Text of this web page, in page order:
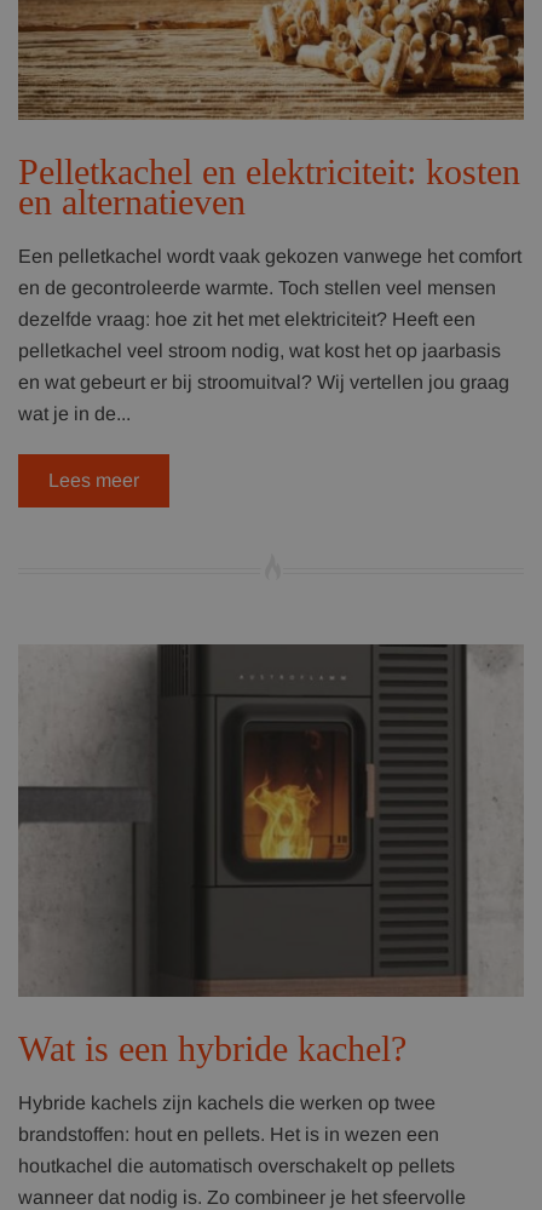
Pelletkachel en elektriciteit: kosten
en alternatieven
Een pelletkachel wordt vaak gekozen vanwege het comfort
en de gecontroleerde warmte. Toch stellen veel mensen
dezelfde vraag: hoe zit het met elektriciteit? Heeft een
pelletkachel veel stroom nodig, wat kost het op jaarbasis
en wat gebeurt er bij stroomuitval? Wij vertellen jou graag
wat je in de...
Lees meer
Wat is een hybride kachel?
Hybride kachels zijn kachels die werken op twee
brandstoffen: hout en pellets. Het is in wezen een
houtkachel die automatisch overschakelt op pellets
wanneer dat nodig is. Zo combineer je het sfeervolle